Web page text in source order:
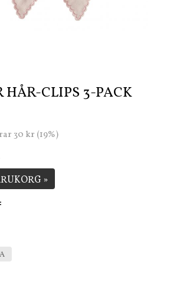
HÅR-CLIPS 3-PACK
30 kr (19%)
»